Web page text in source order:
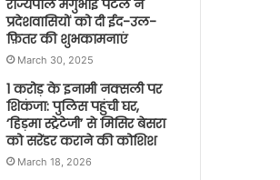
राज्यपाल मंगुभाई पटेल ने
प्रदेशवासियों को दी ईद-उल-
फ़ितर की शुभकामनाएं
March 30, 2025
1 करोड़ के इनामी नक्सली पर
शिकंजा: पुलिस पहुंची घर,
‘हिड़मा स्ट्रेटेजी’ से मिसिर बेसरा
को सरेंडर कराने की कोशिश
March 18, 2026